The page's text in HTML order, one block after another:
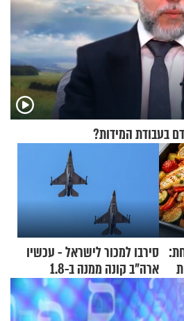
בעבודת המידות?
סירבו למכור לישראל - עכשיו
ארה"ב קונה ממנה ב-1.8
מיליארד דולר